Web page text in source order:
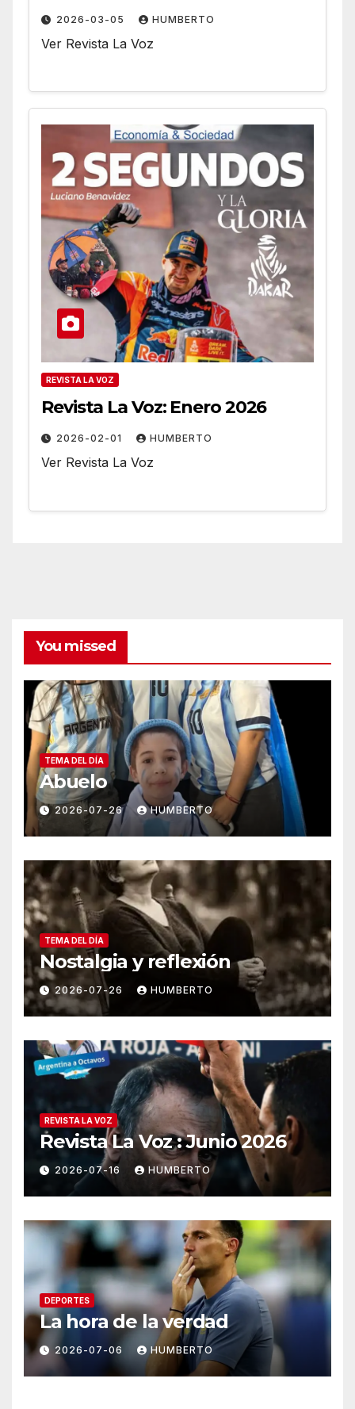
2026-03-05 HUMBERTO
Ver Revista La Voz
REVISTA LA VOZ
Revista La Voz: Enero 2026
2026-02-01 HUMBERTO
Ver Revista La Voz
You missed
TEMA DEL DÍA
Abuelo
2026-07-26 HUMBERTO
TEMA DEL DÍA
Nostalgia y reflexión
2026-07-26 HUMBERTO
REVISTA LA VOZ
Revista La Voz : Junio 2026
2026-07-16 HUMBERTO
DEPORTES
La hora de la verdad
2026-07-06 HUMBERTO